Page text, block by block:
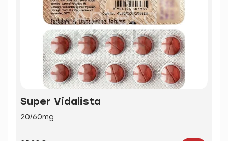
Super Vidalista
20/60mg